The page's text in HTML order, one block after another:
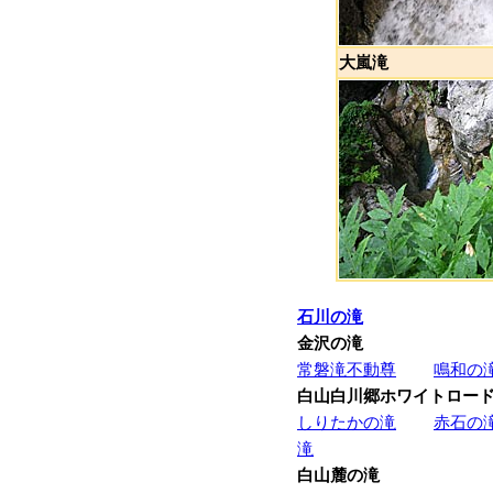
大嵐滝
石川の滝
金沢の滝
常磐滝不動尊
鳴和の
白山白川郷ホワイトロー
しりたかの滝
赤石の
滝
白山麓の滝